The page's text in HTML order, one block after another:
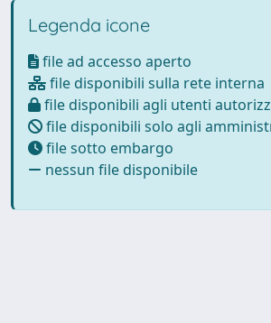
Legenda icone
file ad accesso aperto
file disponibili sulla rete interna
file disponibili agli utenti
file disponibili solo agli
file sotto embargo
nessun file disponibile